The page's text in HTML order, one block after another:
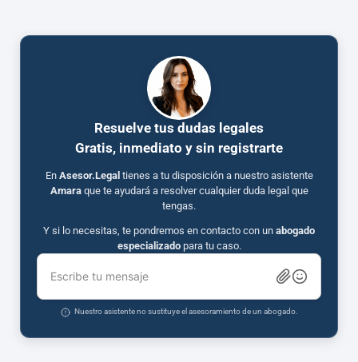
Resuelve tus dudas legales
Gratis, inmediato y sin registrarte
En Asesor.Legal tienes a tu disposición a nuestro asistente
Amaraque te ayudará a resolver cualquier duda legal que
tengas.
Y si lo necesitas, te pondremos en contacto con un abogado
especializadopara tu caso.
Escribe tu mensaje
Nuestro asistente no sustituye el asesoramiento de un abogado.